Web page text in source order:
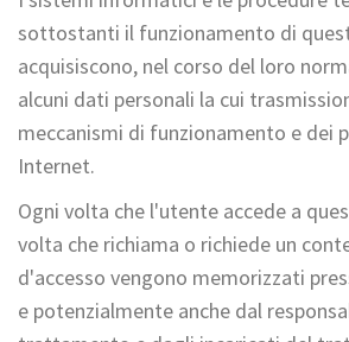
sottostanti il funzionamento di
acquisiscono, nel corso del loro
alcuni dati personali la cui
meccanismi di funzionamento e dei
Internet.
Ogni volta che l'utente accede a
volta che richiama o richiede un
d'accesso vengono memorizzati
e potenzialmente anche dal